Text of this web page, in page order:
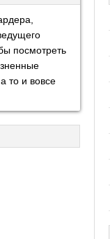
посмотреть
то и вовсе